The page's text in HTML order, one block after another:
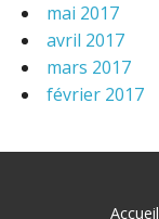
mai 2017
avril 2017
mars 2017
février 2017
Accueil